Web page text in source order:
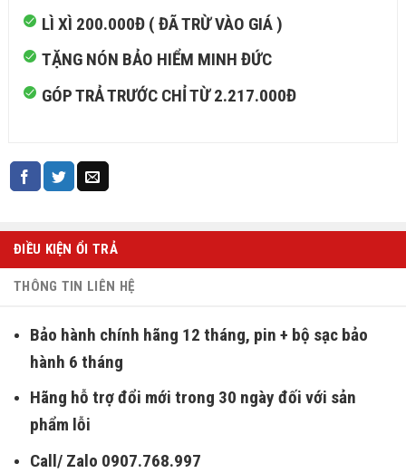
LÌ XÌ 200.000Đ ( ĐÃ TRỪ VÀO GIÁ )
TẶNG NÓN BẢO HIỂM MINH ĐỨC
GÓP TRẢ TRƯỚC CHỈ TỪ 2.217.000Đ
ĐIỀU KIỆN ỔI TRẢ
THÔNG TIN LIÊN HỆ
Bảo hành chính hãng 12 tháng, pin + bộ sạc bảo
hành 6 tháng
Hãng hỗ trợ đổi mới trong 30 ngày đối với sản
phẩm lỗi
Call/ Zalo 0907.768.997